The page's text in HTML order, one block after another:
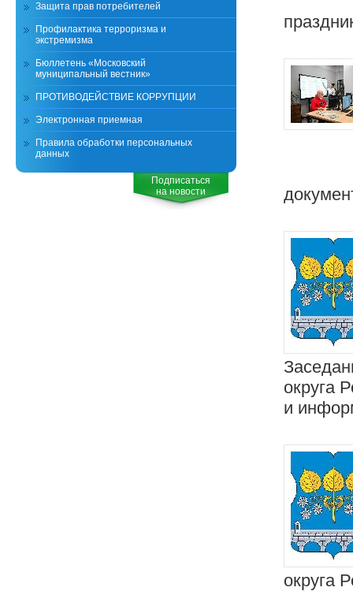
округа
и
округа
Защита прав потребителей
Профилактика терроризма и
экстремизма
Бюллетень «Московский
муниципальный вестник»
ПРОТИВОДЕЙСТВИЕ КОРРУПЦИИ
Электронная приемная
Правила обработки персональных
данных
Подписаться
на новости